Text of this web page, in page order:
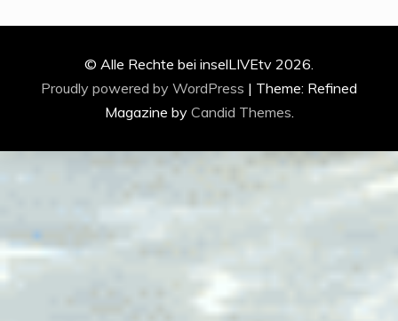
© Alle Rechte bei inselLIVEtv 2026.
Proudly powered by WordPress | Theme: Refined
Magazine by Candid Themes.